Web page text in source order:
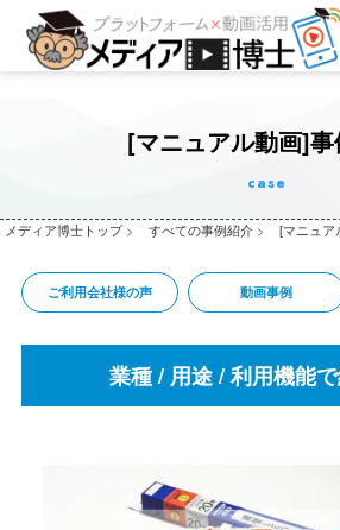
[マニュアル動画]
case
メディア博士トップ > すべての事例紹介 > [マニュア
ご利用会社様の声 動画事例
業種 / 用途 / 利用機能
小売・流通・商社
金融・保険